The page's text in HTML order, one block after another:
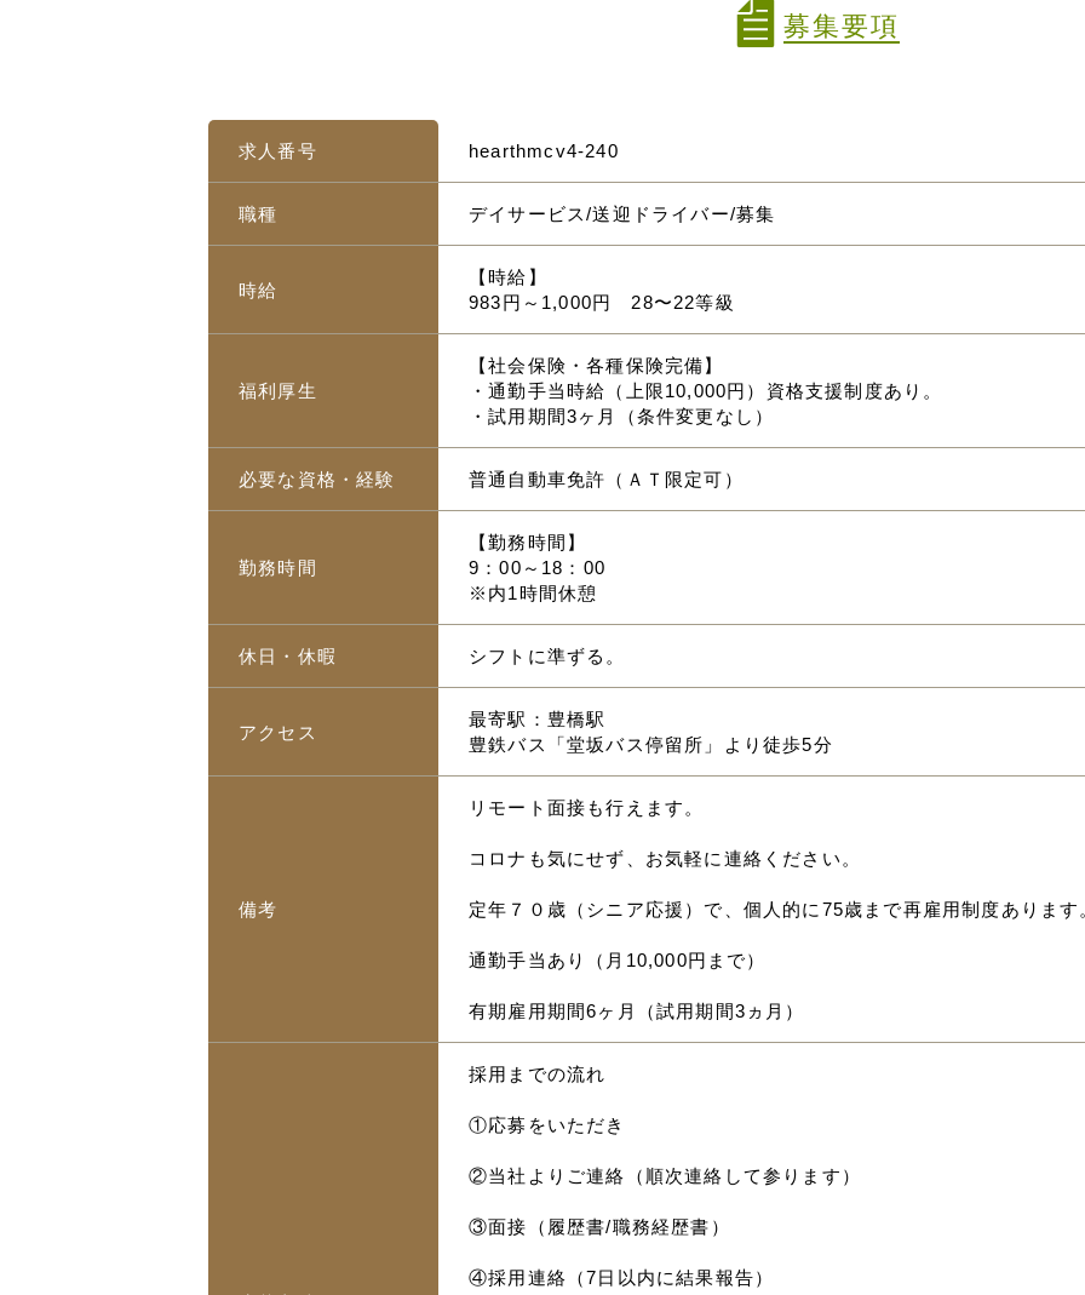
募集要項
求人番号 hearthmcv4-240
職種 デイサービス/送迎ドライバー/募集
時給
【時給】
983円～1,000円 28〜22等級
福利厚生
【社会保険・各種保険完備】
・通勤手当時給（上限10,000円）資格支援制度あり。
・試用期間3ヶ月（条件変更なし）
必要な資格・経験 普通自動車免許（ＡＴ限定可）
勤務時間
【勤務時間】
9：00～18：00
※内1時間休憩
休日・休暇 シフトに準ずる。
アクセス
最寄駅：豊橋駅
豊鉄バス「堂坂バス停留所」より徒歩5分
備考
リモート面接も行えます。
コロナも気にせず、お気軽に連絡ください。
定年７０歳（シニア応援）で、個人的に75歳まで再雇用制度あります
通勤手当あり（月10,000円まで）
有期雇用期間6ヶ月（試用期間3ヵ月）
採用までの流れ
①応募をいただき
②当社よりご連絡（順次連絡して参ります）
③面接（履歴書/職務経歴書）
④採用連絡（7日以内に結果報告）